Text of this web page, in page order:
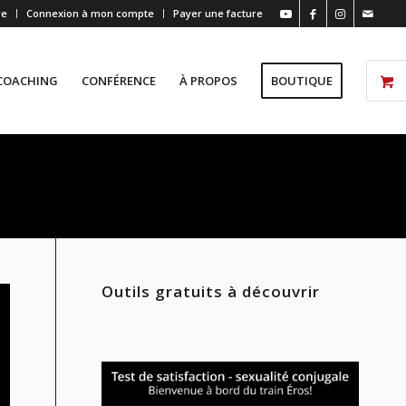
Connexion à mon compte Payer une facture
CONFÉRENCE À PROPOS BOUTIQUE
Outils gratuits à découvrir